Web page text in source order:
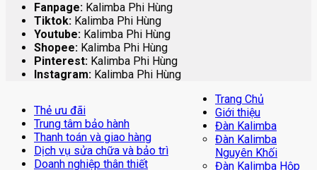
Fanpage: Kalimba Phi Hùng
Tiktok: Kalimba Phi Hùng
Youtube: Kalimba Phi Hùng
Shopee: Kalimba Phi Hùng
Pinterest: Kalimba Phi Hùng
Instagram: Kalimba Phi Hùng
Thẻ ưu đãi
Trung tâm bảo hành
Thanh toán và giao hàng
Dịch vụ sửa chữa và bảo trì
Doanh nghiệp thân thiết
Trang Chủ
Giới thiệu
Đàn Kalimba
Đàn Kalimba
Nguyên Khối
Đàn Kalimba Hộp